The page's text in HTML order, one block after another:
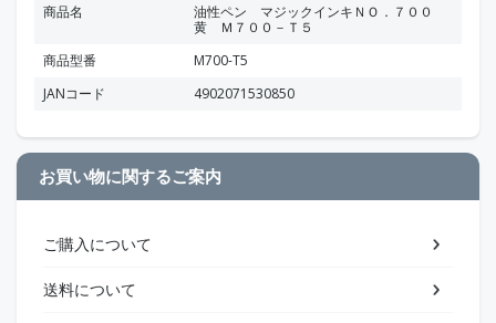
商品名
油性ペン マジックインキＮＯ．７００
黄 Ｍ７００－Ｔ５
商品型番
M700-T5
JANコード
4902071530850
お買い物に関するご案内
ご購入について
送料について